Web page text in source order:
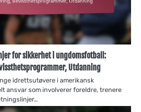
for sikkerhet i ungdomsfotball:
Utdanning
idrettsutøvere i amerikansk
ansvar som involverer foreldre, trenere